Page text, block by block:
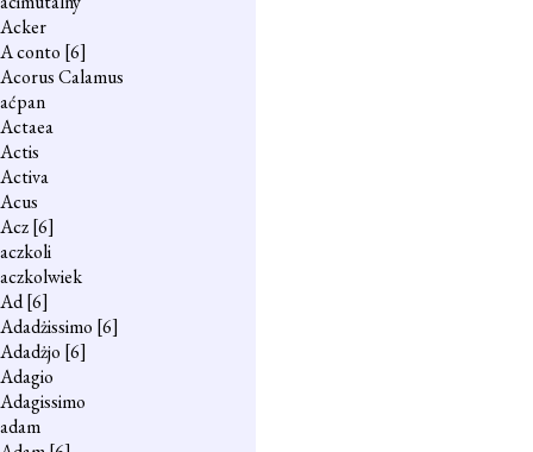
Acker
A conto [6]
Acorus Calamus
aćpan
Actaea
Actis
Activa
Acus
Acz[6]
aczkoli
aczkolwiek
Ad[6]
Adadżissimo [6]
Adadżjo [6]
Adagio
Adagissimo
adam